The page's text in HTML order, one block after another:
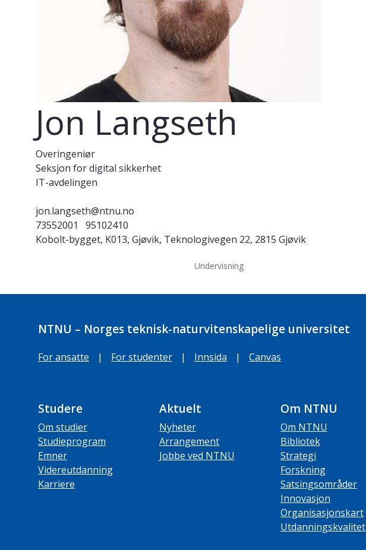
Jon Langseth
Overingeniør
Seksjon for digital sikkerhet
IT-avdelingen
jon.langseth@ntnu.no
73552001
95102410
Kobolt-bygget, K013, Gjøvik, Teknologivegen 22, 2815 Gjøvik
Undervisning
NTNU – Norges teknisk-naturvitenskapelige universitet
For ansatte | For studenter | Innsida | Canvas
Studere
Om studier
Studieprogram
Emner
Videreutdanning
Karriere
Aktuelt
Nyheter
Arrangement
Jobbe ved NTNU
Om NTNU
Om NTNU
Bibliotek
Strategi
Forskning
Satsingsområder
Innovasjon
Organisasjonskart
Utdanningskvalitet